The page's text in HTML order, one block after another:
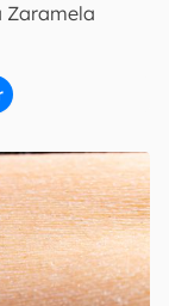
Zaramela
Termos de